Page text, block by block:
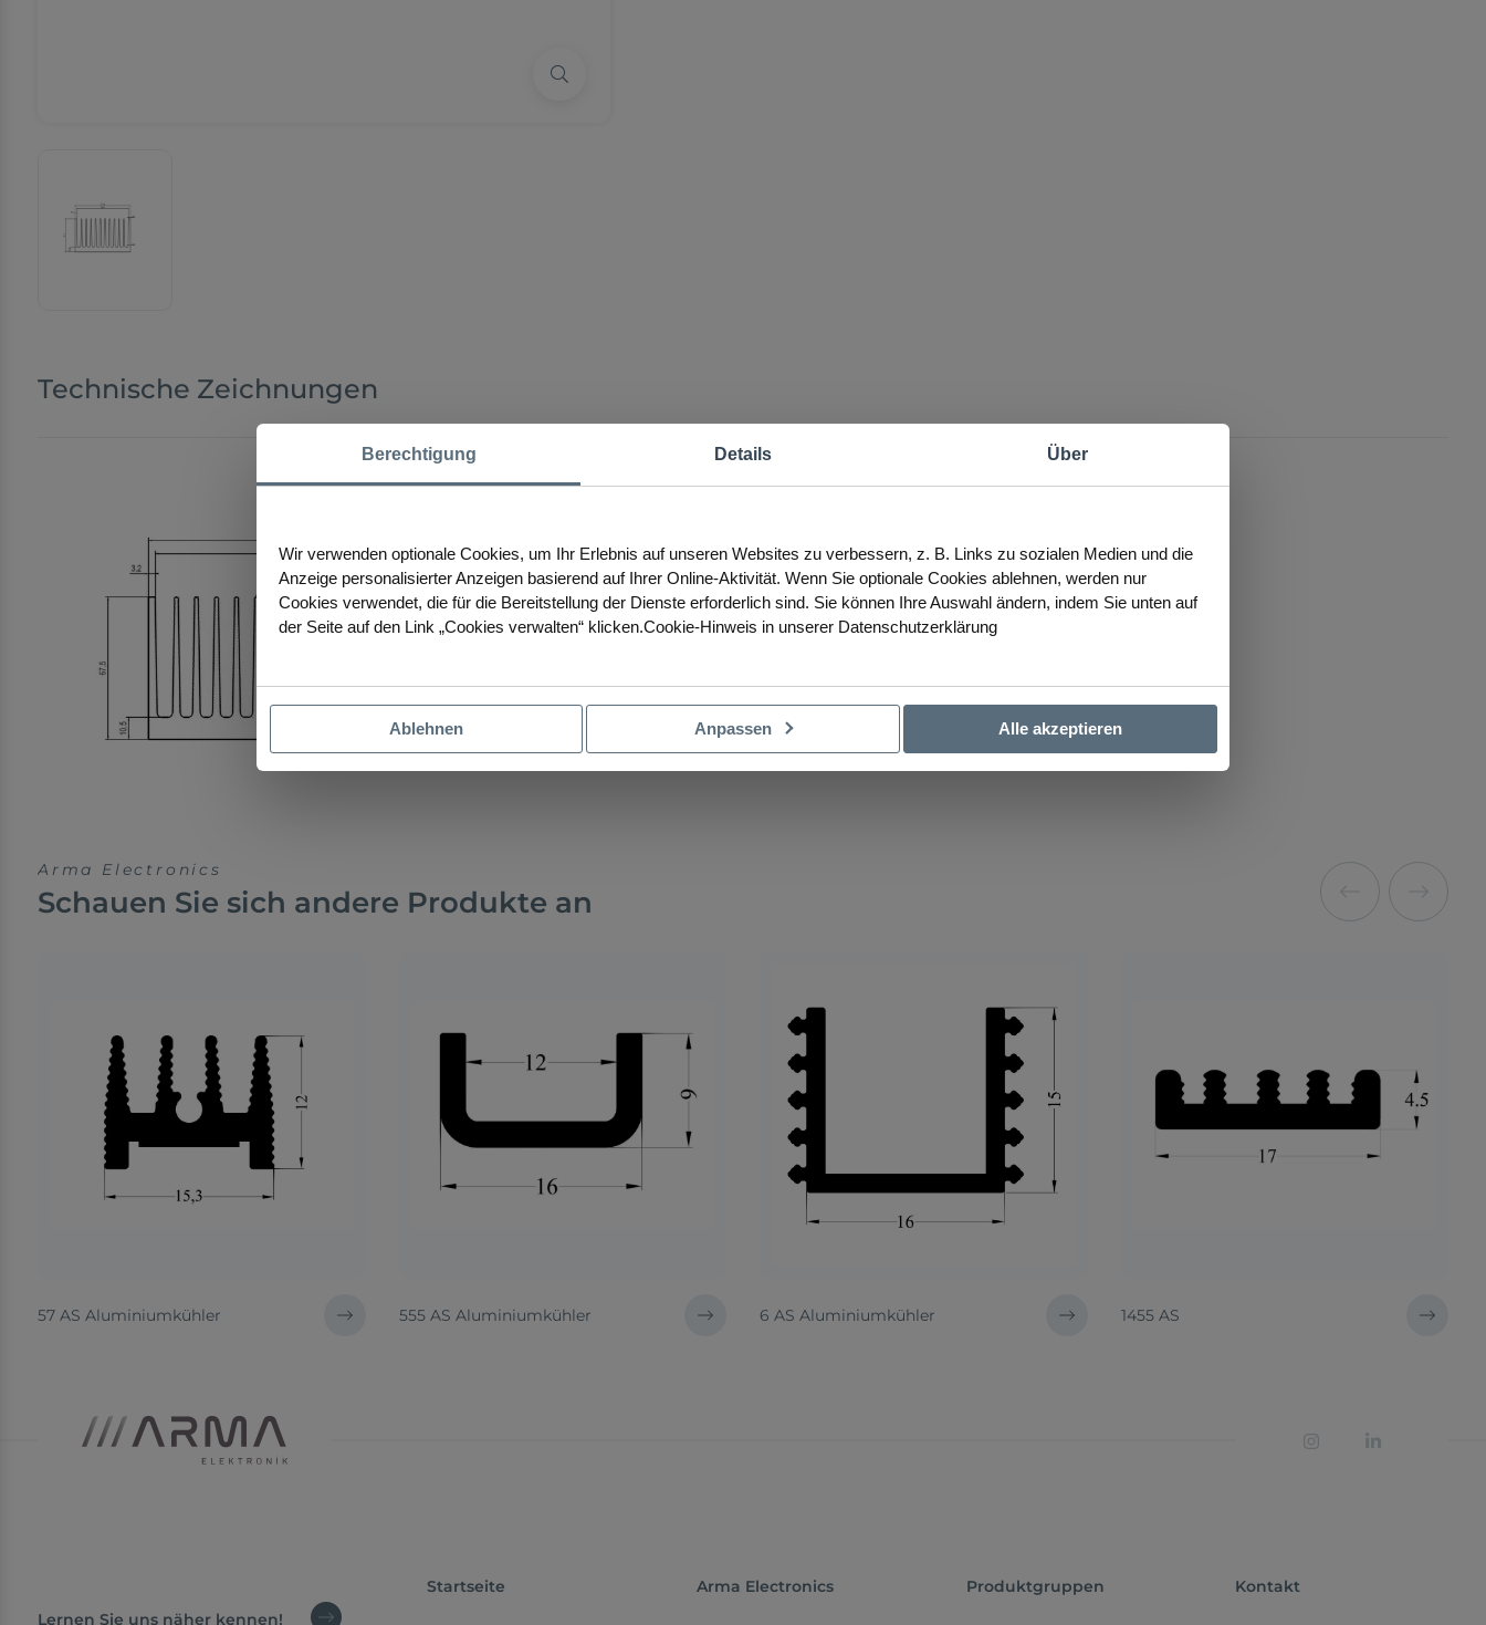
Technische Zeichnungen
Arma Electronics
Schauen Sie sich andere Produkte an
57 AS Aluminiumkühler 555 AS Aluminiumkühler 6 AS Aluminiumkühler 1455 AS
Lernen Sie uns näher kennen!
Startseite Arma Electronics Produktgruppen Kontakt
Berechtigung Details Über
Wir verwenden optionale Cookies, um Ihr Erlebnis auf unseren Websites zu verbessern, z. B. Links zu sozialen Medien und die
Anzeige personalisierter Anzeigen basierend auf Ihrer Online-Aktivität. Wenn Sie optionale Cookies ablehnen, werden nur
Cookies verwendet, die für die Bereitstellung der Dienste erforderlich sind. Sie können Ihre Auswahl ändern, indem Sie unten auf
der Seite auf den Link „Cookies verwalten“ klicken.Cookie-Hinweis in unserer Datenschutzerklärung
Ablehnen Anpassen Alle akzeptieren